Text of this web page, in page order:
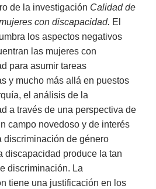
de la investigación Calidad de
con discapacidad. El
los aspectos negativos
las mujeres con
para asumir tareas
y mucho más allá en puestos
el análisis de la
a través de una perspectiva de
campo novedoso y de interés
discriminación de género
discapacidad produce la tan
discriminación. La
tiene una justificación en los